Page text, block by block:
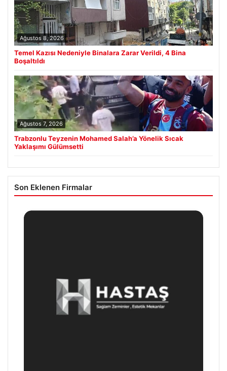
Ağustos 8, 2026
Temel Kazısı Nedeniyle Binalara Zarar Verildi, 4 Bina
Boşaltıldı
Ağustos 7, 2026
Trabzonlu Teyzenin Mohamed Salah’a Yönelik Sıcak
Yaklaşımı Gülümsetti
Son Eklenen Firmalar